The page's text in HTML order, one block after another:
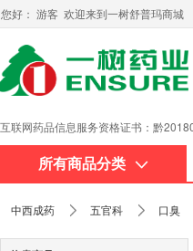
您好： 游客 欢迎来到一树舒普玛商城
互联网药品信息服务资格证书：黔
所有商品分类
中西成药 五官科 口臭